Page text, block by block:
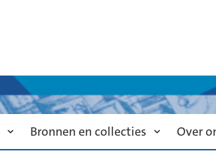
Bronnen en collecties Over